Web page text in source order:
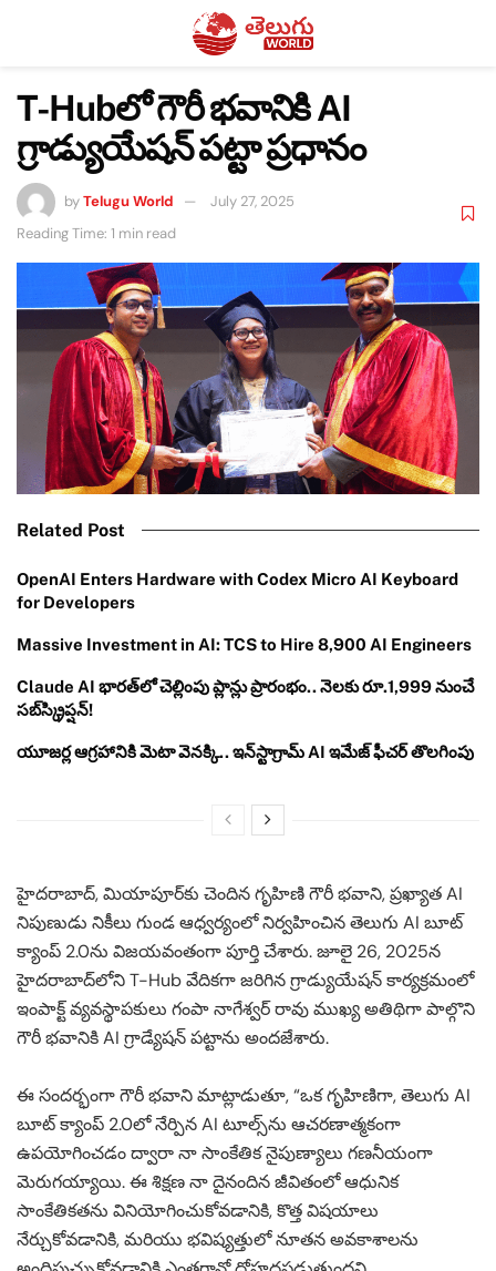
T-Hubలో గౌరీ భవానికి AI
గ్రాడ్యుయేషన్ పట్టా ప్రధానం
byTelugu World
July 27, 2025
Reading Time: 1 min read
Related Post
OpenAI Enters Hardware with Codex Micro AI Keyboard
for Developers
Massive Investment in AI: TCS to Hire 8,900 AI Engineers
Claude AI భారత్‌లో చెల్లింపు ప్లాన్లు ప్రారంభం.. నెలకు రూ.1,999 నుంచే
సబ్‌స్క్రిప్షన్!
యూజర్ల ఆగ్రహానికి మెటా వెనక్కి.. ఇన్‌స్టాగ్రామ్ AI ఇమేజ్ ఫీచర్ తొలగింపు
హైదరాబాద్, మియాపూర్‌కు చెందిన గృహిణి గౌరీ భవాని, ప్రఖ్యాత AI
నిపుణుడు నికీలు గుండ ఆధ్వర్యంలో నిర్వహించిన తెలుగు AI బూట్
క్యాంప్ 2.0ను విజయవంతంగా పూర్తి చేశారు. జూలై 26, 2025న
హైదరాబాద్‌లోని T-Hub వేదికగా జరిగిన గ్రాడ్యుయేషన్ కార్యక్రమంలో
ఇంపాక్ట్ వ్యవస్థాపకులు గంపా నాగేశ్వర్ రావు ముఖ్య అతిథిగా పాల్గొని
గౌరీ భవానికి AI గ్రాడ్యేషన్ పట్టాను అందజేశారు.
ఈ సందర్భంగా గౌరీ భవాని మాట్లాడుతూ, “ఒక గృహిణిగా, తెలుగు AI
బూట్ క్యాంప్ 2.0లో నేర్పిన AI టూల్స్‌ను ఆచరణాత్మకంగా
ఉపయోగించడం ద్వారా నా సాంకేతిక నైపుణ్యాలు గణనీయంగా
మెరుగయ్యాయి. ఈ శిక్షణ నా దైనందిన జీవితంలో ఆధునిక
సాంకేతికతను వినియోగించుకోవడానికి, కొత్త విషయాలు
నేర్చుకోవడానికి, మరియు భవిష్యత్తులో నూతన అవకాశాలను